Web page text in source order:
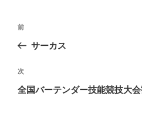
投
ビ
ゲ
前
の
稿
前
サーカス
次
の
次
全国バーテンダー技能競技大